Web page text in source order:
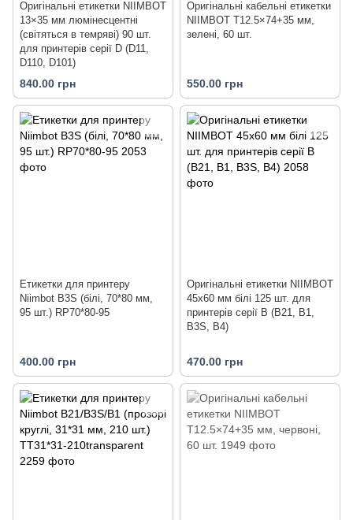
Оригінальні етикетки NIIMBOT
13×35 мм люмінесцентні
(світяться в темряві) 90 шт.
для принтерів серії D (D11,
D110, D101)
840.00 грн
Оригінальні кабельні етикетки
NIIMBOT T12.5×74+35 мм,
зелені, 60 шт.
550.00 грн
Етикетки для принтеру
Niimbot B3S (білі, 70*80 мм,
95 шт.) RP70*80-95
400.00 грн
Оригінальні етикетки NIIMBOT
45х60 мм білі 125 шт. для
принтерів серії B (B21, B1,
B3S, B4)
470.00 грн